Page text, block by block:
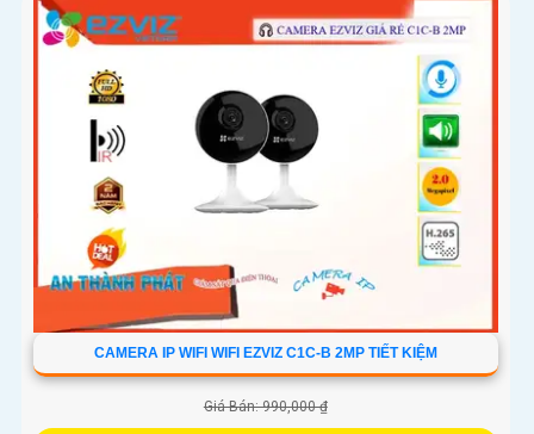
CAMERA IP WIFI WIFI EZVIZ C1C-B 2MP TIẾT KIỆM
Giá Bán: 990,000 ₫